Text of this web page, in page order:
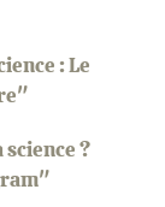
: Le
?